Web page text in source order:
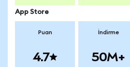
App Store
Puan
4.7
İndirme
50M+